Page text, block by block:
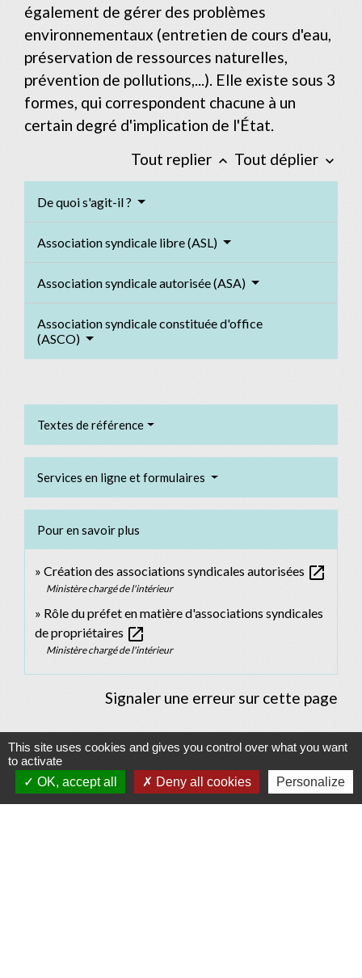
également de gérer des problèmes
environnementaux (entretien de cours d'eau,
préservation de ressources naturelles,
prévention de pollutions,...). Elle existe sous 3
formes, qui correspondent chacune à un
certain degré d'implication de l'État.
Tout replier keyboard_arrow_up Tout déplier keyboard_arrow_down
De quoi s'agit-il ?
Association syndicale libre (ASL)
Association syndicale autorisée (ASA)
Association syndicale constituée d'office
(ASCO)
Textes de référence
Services en ligne et formulaires
Pour en savoir plus
Création des associations syndicales autorisées open_in_new
Ministère chargé de l'intérieur
Rôle du préfet en matière d'associations syndicales
de propriétaires open_in_new
Ministère chargé de l'intérieur
Signaler une erreur sur cette page
Contacts
This site uses cookies and gives you control over what you want
to activate
OK, accept all
Deny all cookies Personalize